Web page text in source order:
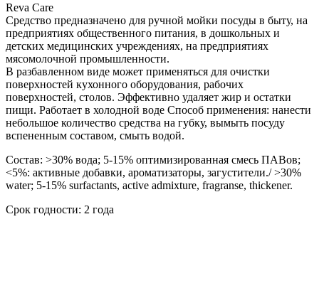
Reva Care
Средство предназначено для ручной мойки посуды в быту, на
предприятиях общественного питания, в дошкольных и
детских медицинских учреждениях, на предприятиях
мясомолочной промышленности.
В разбавленном виде может применяться для очистки
поверхностей кухонного оборудования, рабочих
поверхностей, столов. Эффективно удаляет жир и остатки
пищи. Работает в холодной воде Способ применения: нанести
небольшое количество средства на губку, вымыть посуду
вспененным составом, смыть водой.
Состав: >30% вода; 5-15% оптимизированная смесь ПАВов;
<5%: активные добавки, ароматизаторы, загустители./ >30%
water; 5-15% surfactants, active admixture, fragranse, thickener.
Срок годности: 2 года